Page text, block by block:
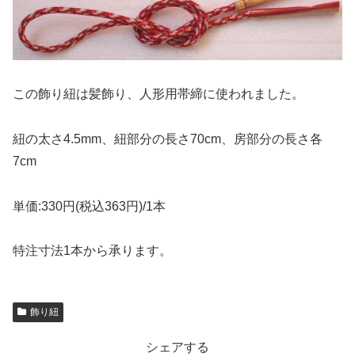
この飾り紐は髪飾り、人形用帯締に使われました。
紐の太さ4.5mm、紐部分の長さ70cm、房部分の長さ各
7cm
単価:330円(税込363円)/1本
特注寸法1本から承ります。
飾り紐
シェアする